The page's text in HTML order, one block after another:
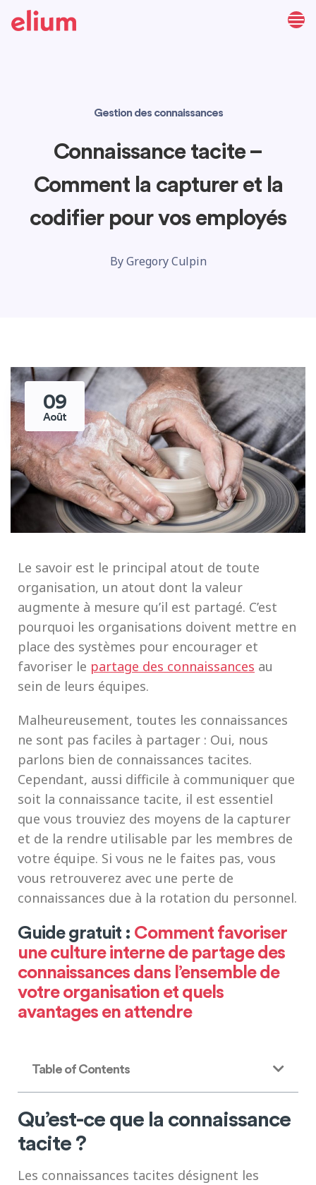
Gestion des connaissances
Connaissance tacite –
Comment la capturer et la
codifier pour vos employés
ByGregory Culpin
09
Août
Le savoir est le principal atout de toute
organisation, un atout dont la valeur
augmente à mesure qu’il est partagé. C’est
pourquoi les organisations doivent mettre en
place des systèmes pour encourager et
favoriser le partage des connaissances au
sein de leurs équipes.
Malheureusement, toutes les connaissances
ne sont pas faciles à partager : Oui, nous
parlons bien de connaissances tacites.
Cependant, aussi difficile à communiquer que
soit la connaissance tacite, il est essentiel
que vous trouviez des moyens de la capturer
et de la rendre utilisable par les membres de
votre équipe. Si vous ne le faites pas, vous
vous retrouverez avec une perte de
connaissances due à la rotation du personnel.
Guide gratuit : Comment favoriser
une culture interne de partage des
connaissances dans l’ensemble de
votre organisation et quels
avantages en attendre
Table of Contents
Qu’est-ce que la connaissance
tacite ?
Les connaissances tacites désignent les